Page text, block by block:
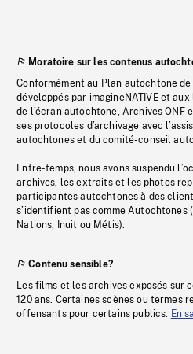
Moratoire sur les contenus
Conformément au Plan autochtone de
développés par imagineNATIVE et
de l’écran autochtone, Archives ONF
ses protocoles d’archivage avec
autochtones et du comité-conseil
Entre-temps, nous avons suspendu
archives, les extraits et les photos
participantes autochtones à des
s’identifient pas comme Autochtones
Nations, Inuit ou Métis).
Contenu sensible?
Les films et les archives exposés sur
120 ans. Certaines scènes ou termes
offensants pour certains publics. En